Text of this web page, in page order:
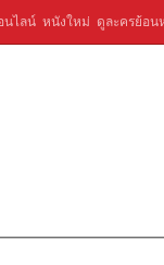
นไลน์ หนังใหม่ ดูละครย้อน